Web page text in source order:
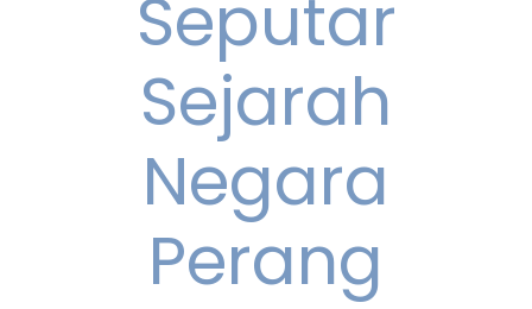
Seputar
Sejarah
Negara
Perang